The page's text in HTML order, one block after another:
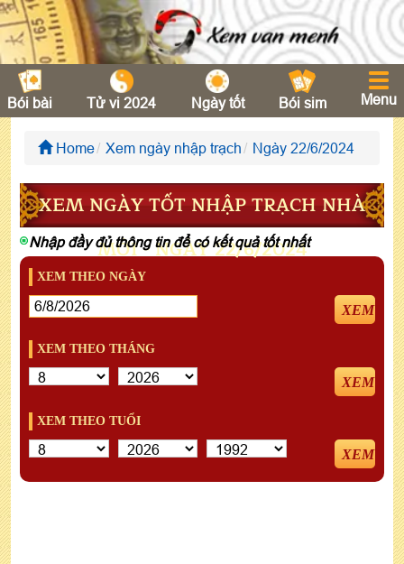
Bói bài Tử vi 2024 Ngày tốt Bói sim Menu
Home Xem ngày nhập trạch Ngày 22/6/2024
XEM NGÀY TỐT NHẬP TRẠCH NHÀ
MỚI - NGÀY 22/6/2024
Nhập đầy đủ thông tin để có kết quả tốt nhất
XEM THEO NGÀY
XEM
XEM THEO THÁNG
XEM
XEM THEO TUỔI
XEM